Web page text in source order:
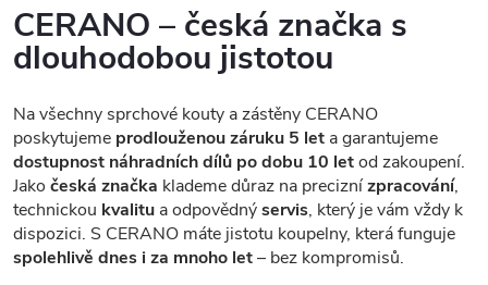
CERANO – česká značka s
dlouhodobou jistotou
Na všechny sprchové kouty a zástěny CERANO
poskytujeme prodlouženou záruku 5 let a garantujeme
dostupnost náhradních dílů po dobu 10 letod zakoupení.
Jako česká značka klademe důraz na preciznízpracování,
technickou kvalitu a odpovědnýservis, který je vám vždy k
dispozici. S CERANO máte jistotu koupelny, která funguje
spolehlivě dnes i za mnoho let– bez kompromisů.